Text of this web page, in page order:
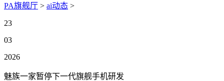
PA旗舰厅 > ai动态 >
23
03
2026
魅族一家暂停下一代旗舰手机研发